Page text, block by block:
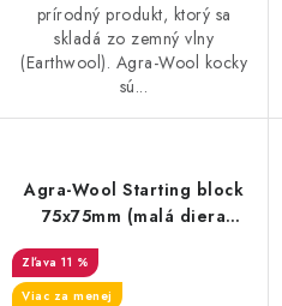
prírodný produkt, ktorý sa
skladá zo zemný vlny
(Earthwool). Agra-Wool kocky
sú...
Agra-Wool Starting block
75x75mm (malá diera
11 %
Viac za menej